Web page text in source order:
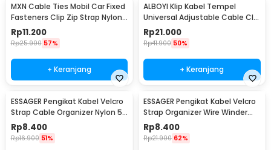
MXN Cable Ties Mobil Car Fixed
Fasteners Clip Zip Strap Nylon
50 PCS 92x5mm - Q26
Rp11.200
Rp25.900 57%
+ Keranjang
ALBOYI Klip Kabel Tempel
Universal Adjustable Cable Clip
Holder 50 PCS - DS506
Rp21.000
Rp41.900 50%
+ Keranjang
ESSAGER Pengikat Kabel Velcro
Strap Cable Organizer Nylon 5
PCS - EXD-KBA01
Rp8.400
Rp16.900 51%
ESSAGER Pengikat Kabel Velcro
Strap Organizer Wire Winder
Tearable 1M - EXD-LX01
Rp8.400
Rp21.900 62%